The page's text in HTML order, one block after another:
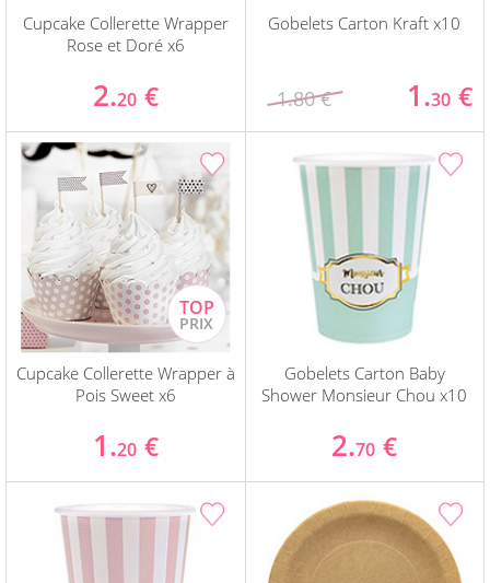
Cupcake Collerette Wrapper
Rose et Doré x6
2.20 €
Gobelets Carton Kraft x10
1.80 € 1.30 €
Cupcake Collerette Wrapper à
Pois Sweet x6
1.20 €
Gobelets Carton Baby
Shower Monsieur Chou x10
2.70 €